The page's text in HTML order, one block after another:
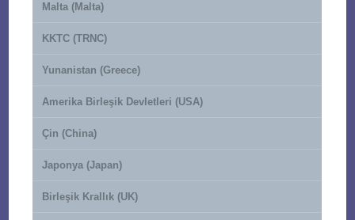
Malta (Malta)
KKTC (TRNC)
Yunanistan (Greece)
Amerika Birleşik Devletleri (USA)
Çin (China)
Japonya (Japan)
Birleşik Krallık (UK)